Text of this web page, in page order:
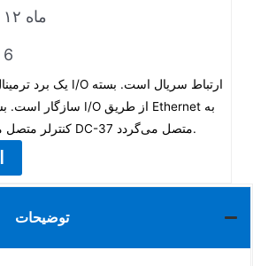
۱۲ ماه
6
کنترلر متصل می‌شود و به کانکتور پین DC-37 متصل می‌گردد.
توضیحات